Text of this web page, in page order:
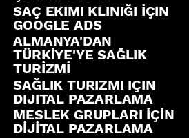
SAÇ EKIMI KLINIĞI İÇIN
GOOGLE ADS
ALMANYA'DAN
TÜRKİYE'YE SAĞLIK
TURİZMİ
SAĞLIK TURIZMI IÇIN
DIJITAL PAZARLAMA
MESLEK GRUPLARI İÇİN
DİJİTAL PAZARLAMA